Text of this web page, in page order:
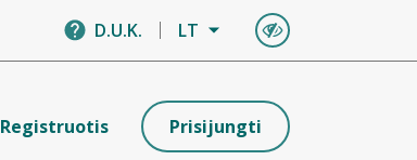
D.U.K. LT
Registruotis Prisijungti